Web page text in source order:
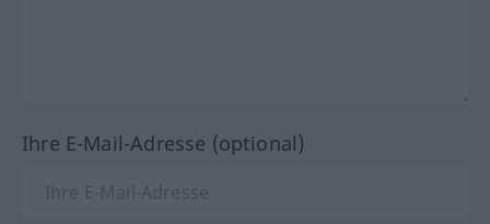
Ihre E-Mail-Adresse (optional)